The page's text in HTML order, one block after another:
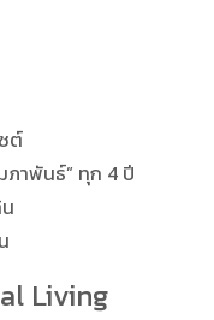
ต์
ภาพันธ์” ทุก 4 ปี
Living